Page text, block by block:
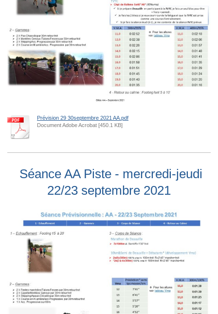
Prévision 29 30septembre 2021 AA.pdf
Document Adobe Acrobat [450.1 KB]
Séance AA Piste - mercredi-jeudi
22/23 septembre 2021